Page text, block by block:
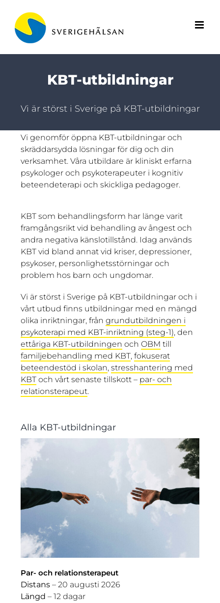
innehållet
KBT-utbildningar
Vi är störst i Sverige på KBT-utbildningar
Vi genomför öppna KBT-utbildningar och
skräddarsydda lösningar för dig och din
verksamhet. Våra utbildare är kliniskt erfarna
psykologer och psykoterapeuter i kognitiv
beteendeterapi och skickliga pedagoger.
KBT som behandlingsform har länge varit
framgångsrikt vid behandling av ångest och
andra negativa känslotillstånd. Idag används
KBT vid bland annat vid kriser, depressioner,
psykoser, personlighetsstörningar och
problem hos barn och ungdomar.
Vi är störst i Sverige på KBT-utbildningar och i
vårt utbud finns utbildningar med en mängd
olika inriktningar, från grundutbildningen i
psykoterapi med KBT-inriktning (steg-1), den
ettåriga KBT-utbildningen och OBM till
familjebehandling med KBT, fokuserat
beteendestöd i skolan, stresshantering med
KBToch vårt senaste tillskott – par- och
relationsterapeut.
Alla KBT-utbildningar
Par- och relationsterapeut
Distans– 20 augusti 2026
Längd – 12 dagar